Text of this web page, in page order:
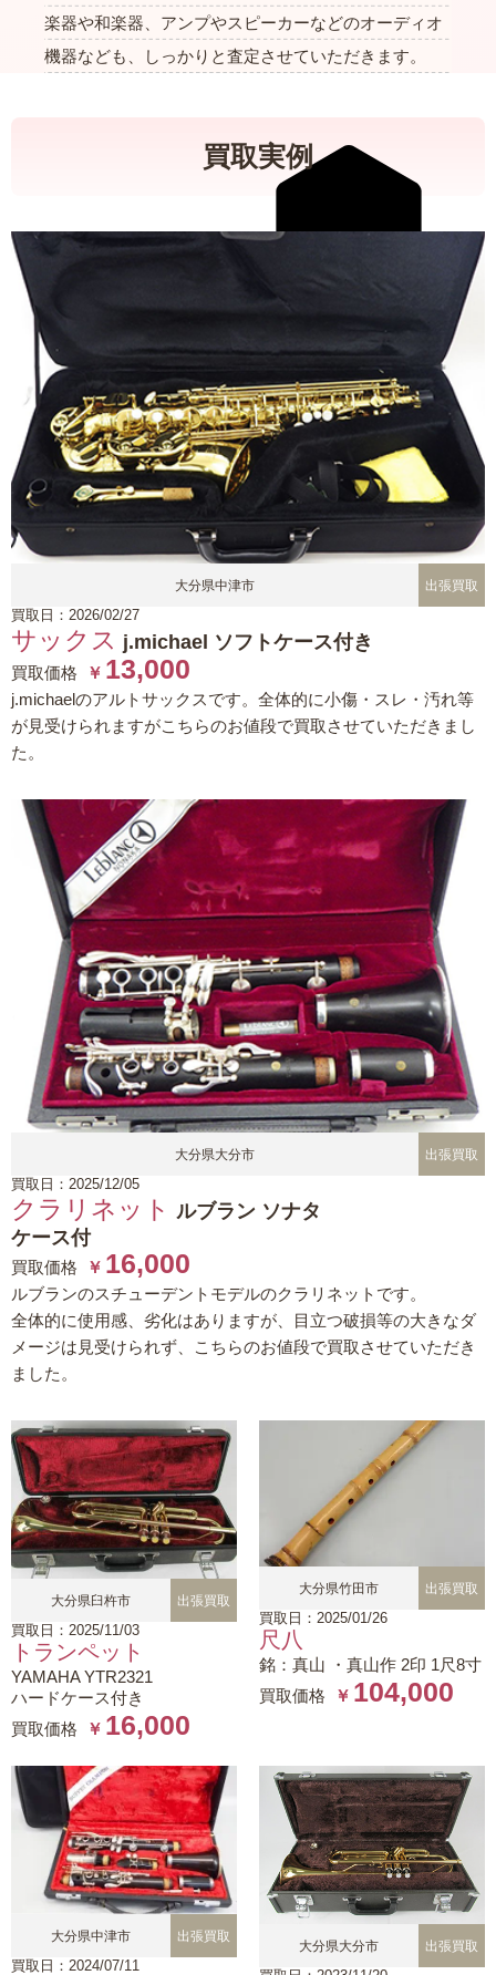
楽器や和楽器、アンプやスピーカーなどのオーディオ
機器なども、しっかりと査定させていただきます。
買取実例
大分県中津市 出張買取
買取日：2026/02/27
サックス j.michael ソフトケース付き
買取価格 ￥ 13,000
j.michaelのアルトサックスです。全体的に小傷・スレ・汚れ等
が見受けられますがこちらのお値段で買取させていただきまし
た。
大分県大分市 出張買取
買取日：2025/12/05
クラリネット ルブラン ソナタ
ケース付
買取価格 ￥ 16,000
ルブランのスチューデントモデルのクラリネットです。
全体的に使用感、劣化はありますが、目立つ破損等の大きなダ
メージは見受けられず、こちらのお値段で買取させていただき
ました。
大分県臼杵市 出張買取
買取日：2025/11/03
トランペット
YAMAHA YTR2321
ハードケース付き
買取価格
￥ 16,000
大分県竹田市 出張買取
買取日：2025/01/26
尺八
銘：真山 ・真山作 2印 1尺8寸
買取価格
￥ 104,000
大分県中津市 出張買取
買取日：2024/07/11
大分県大分市 出張買取